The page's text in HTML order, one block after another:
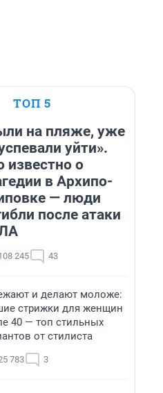
ТОП 5
на пляже, уже
уйти».
известно о
в Архипо-
— люди
после атаки
245 43
и делают моложе:
стрижки для женщин
40 — топ стильных
от стилиста
783 3